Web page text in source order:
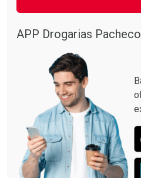
APP Drogarias Pacheco